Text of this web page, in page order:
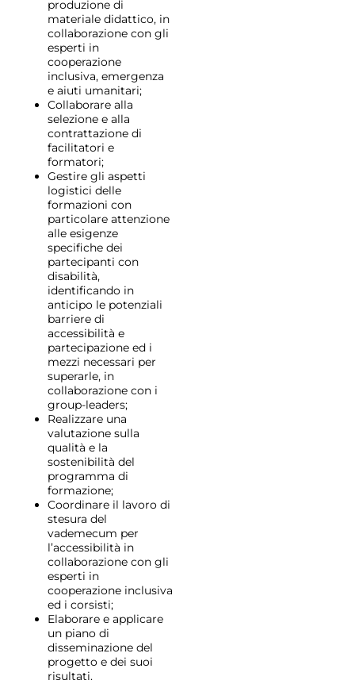
produzione di
materiale didattico, in
collaborazione con gli
esperti in
cooperazione
inclusiva, emergenza
e aiuti umanitari;
Collaborare alla
selezione e alla
contrattazione di
facilitatori e
formatori;
Gestire gli aspetti
logistici delle
formazioni con
particolare attenzione
alle esigenze
specifiche dei
partecipanti con
disabilità,
identificando in
anticipo le potenziali
barriere di
accessibilità e
partecipazione ed i
mezzi necessari per
superarle, in
collaborazione con i
group-leaders;
Realizzare una
valutazione sulla
qualità e la
sostenibilità del
programma di
formazione;
Coordinare il lavoro di
stesura del
vademecum per
l’accessibilità in
collaborazione con gli
esperti in
cooperazione inclusiva
ed i corsisti;
Elaborare e applicare
un piano di
disseminazione del
progetto e dei suoi
risultati.